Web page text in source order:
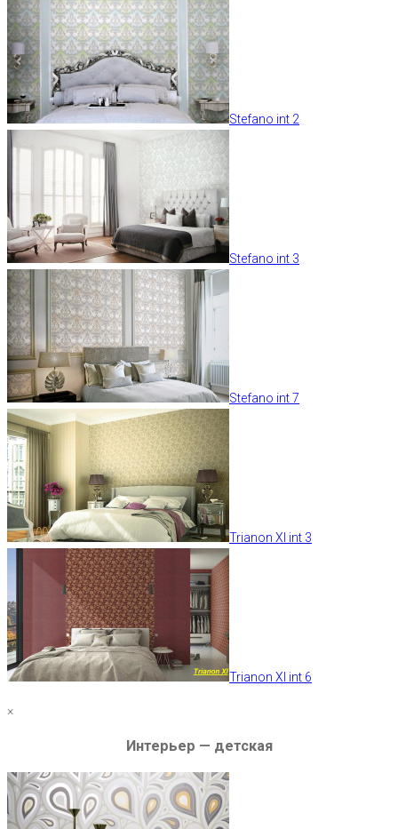
Stefano int 2
Stefano int 3
Stefano int 7
Trianon XI int 3
Trianon XI int 6
×
Интерьер — детская